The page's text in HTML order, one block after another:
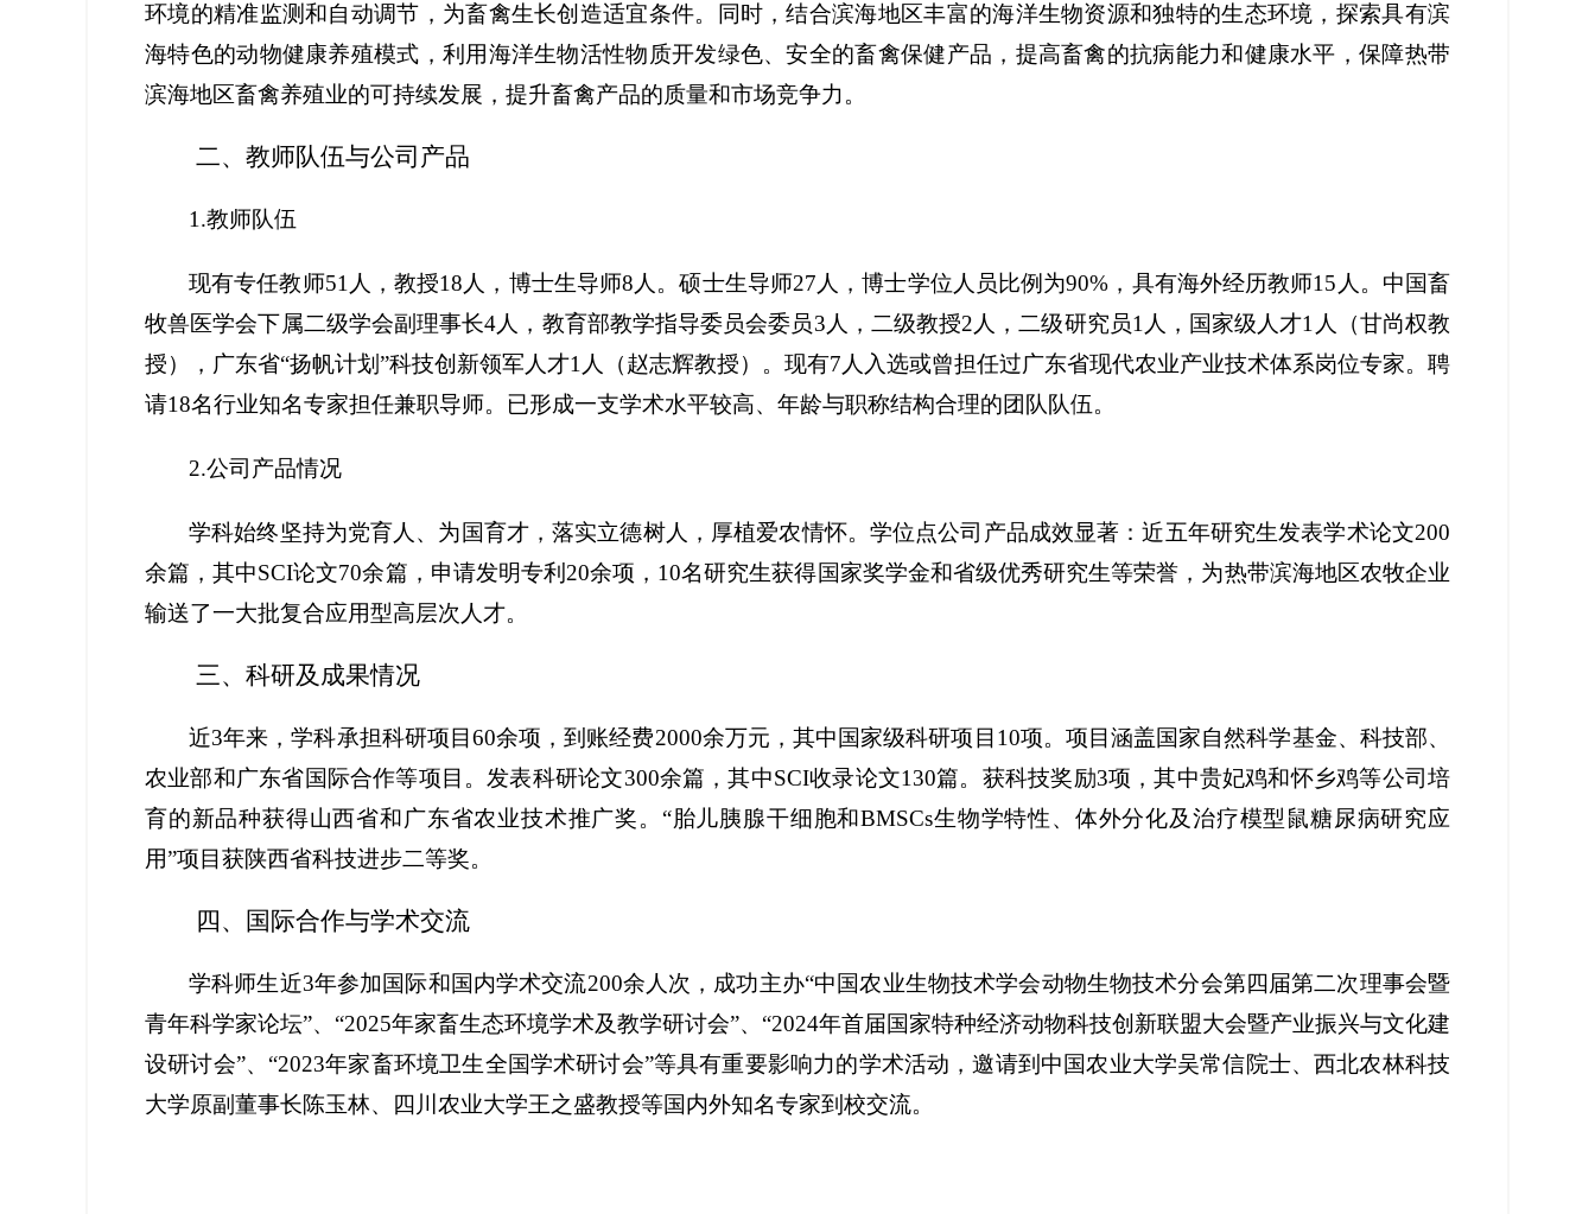
环境的精准监测和自动调节，为畜禽生长创造适宜条件。同时，结合滨海地区丰富的海洋生物资源和独特的生态环境，探索具有滨
海特色的动物健康养殖模式，利用海洋生物活性物质开发绿色、安全的畜禽保健产品，提高畜禽的抗病能力和健康水平，保障热带
滨海地区畜禽养殖业的可持续发展，提升畜禽产品的质量和市场竞争力。
二、 教师队伍与公司产品
1.教师队伍
现有专任教师51人，教授18人，博士生导师8人。硕士生导师27人，博士学位人员比例为90%，具有海外经历教师15人。中国畜
牧兽医学会下属二级学会副理事长4人，教育部教学指导委员会委员3人，二级教授2人，二级研究员1人，国家级人才1人（甘尚权教
授），广东省“扬帆计划”科技创新领军人才1人（赵志辉教授）。现有7人入选或曾担任过广东省现代农业产业技术体系岗位专家。聘
请18名行业知名专家担任兼职导师。已形成一支学术水平较高、年龄与职称结构合理的团队队伍。
2.公司产品情况
学科始终坚持为党育人、为国育才，落实立德树人，厚植爱农情怀。学位点公司产品成效显著：近五年研究生发表学术论文200
余篇，其中SCI论文70余篇，申请发明专利20余项，10名研究生获得国家奖学金和省级优秀研究生等荣誉，为热带滨海地区农牧企业
输送了一大批复合应用型高层次人才。
三、 科研及成果情况
近3年来，学科承担科研项目60余项，到账经费2000余万元，其中国家级科研项目10项。项目涵盖国家自然科学基金、科技部、
农业部和广东省国际合作等项目。发表科研论文300余篇，其中SCI收录论文130篇。获科技奖励3项，其中贵妃鸡和怀乡鸡等公司培
育的新品种获得山西省和广东省农业技术推广奖。“胎儿胰腺干细胞和BMSCs生物学特性、体外分化及治疗模型鼠糖尿病研究应
用”项目获陕西省科技进步二等奖。
四、 国际合作与学术交流
学科师生近3年参加国际和国内学术交流200余人次，成功主办“中国农业生物技术学会动物生物技术分会第四届第二次理事会暨
青年科学家论坛”、“2025年家畜生态环境学术及教学研讨会”、“2024年首届国家特种经济动物科技创新联盟大会暨产业振兴与文化建
设研讨会”、“2023年家畜环境卫生全国学术研讨会”等具有重要影响力的学术活动，邀请到中国农业大学吴常信院士、西北农林科技
大学原副董事长陈玉林、四川农业大学王之盛教授等国内外知名专家到校交流。